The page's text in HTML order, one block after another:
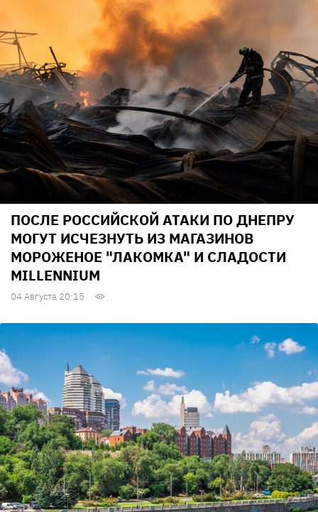
ПОСЛЕ РОССИЙСКОЙ АТАКИ ПО ДНЕПРУ
МОГУТ ИСЧЕЗНУТЬ ИЗ МАГАЗИНОВ
МОРОЖЕНОЕ "ЛАКОМКА" И СЛАДОСТИ
MILLENNIUM
04 Августа 20:15